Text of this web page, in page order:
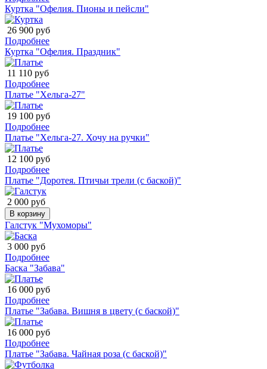
Куртка "Офелия. Пионы и пейсли"
26 900 руб
Подробнее
Куртка "Офелия. Праздник"
11 110 руб
Подробнее
Платье "Хельга-27"
19 100 руб
Подробнее
Платье "Хельга-27. Хочу на ручки"
12 100 руб
Подробнее
Платье "Доротея. Птичьи трели (с баской)"
2 000 руб
В корзину
Галстук "Мухоморы"
3 000 руб
Подробнее
Баска "Забава"
16 000 руб
Подробнее
Платье "Забава. Вишня в цвету (с баской)"
16 000 руб
Подробнее
Платье "Забава. Чайная роза (с баской)"